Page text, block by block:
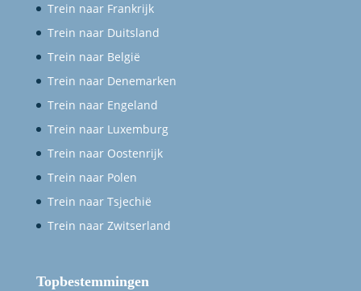
Trein naar Frankrijk
Trein naar Duitsland
Trein naar België
Trein naar Denemarken
Trein naar Engeland
Trein naar Luxemburg
Trein naar Oostenrijk
Trein naar Polen
Trein naar Tsjechië
Trein naar Zwitserland
Topbestemmingen